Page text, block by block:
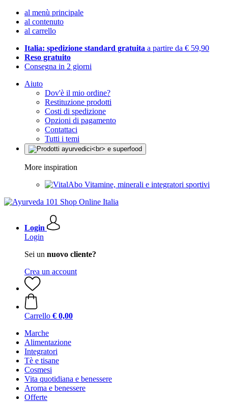
al menù principale
al contenuto
al carrello
Italia: spedizione standard gratuita a partire da € 59,90
Reso gratuito
Consegna in 2 giorni
Aiuto
Dov'è il mio ordine?
Restituzione prodotti
Costi di spedizione
Opzioni di pagamento
Contattaci
Tutti i temi
More inspiration
Vitamine, minerali e integratori sportivi
Login
Login
Sei un nuovo cliente?
Crea un account
Carrello € 0,00
Marche
Alimentazione
Integratori
Tè e tisane
Cosmesi
Vita quotidiana e benessere
Aroma e benessere
Offerte